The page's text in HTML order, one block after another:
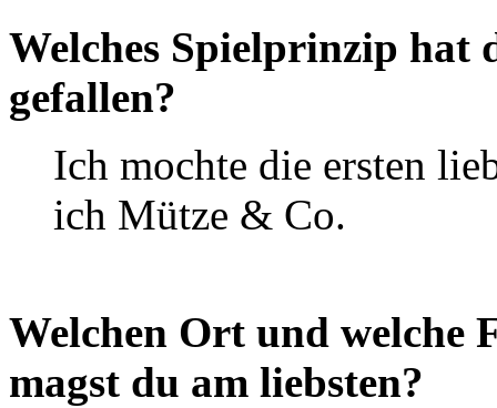
Welches Spielprinzip hat
gefallen?
Ich mochte die ersten
ich Mütze & Co.
Welchen Ort und welche
magst du am liebsten?